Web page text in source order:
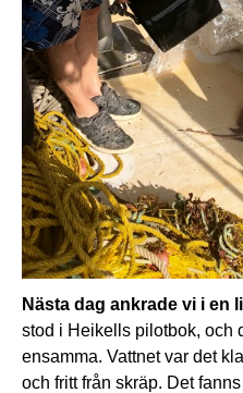
Nästa dag ankrade vi i en
stod i Heikells pilotbok, och
ensamma. Vattnet var det
och fritt från skräp. Det